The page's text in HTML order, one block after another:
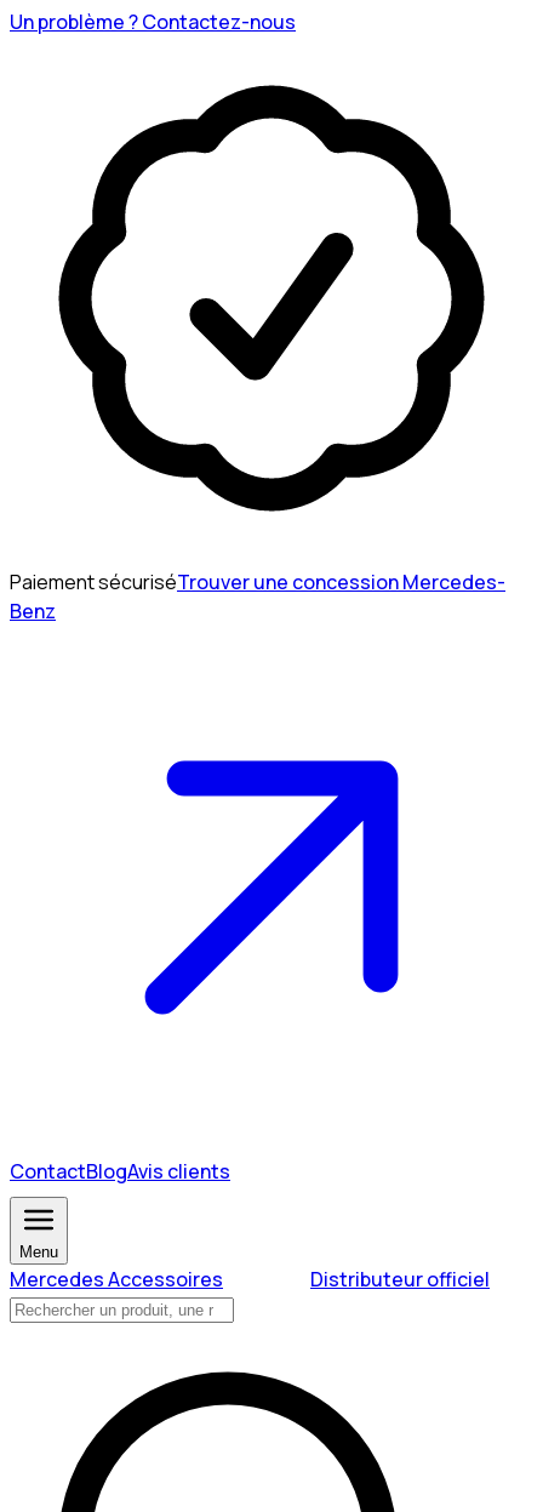
Un problème ? Contactez-nous
Paiement sécuriséTrouver une concession Mercedes-
Benz
ContactBlogAvis clients
Menu
Mercedes Accessoires Distributeur officiel